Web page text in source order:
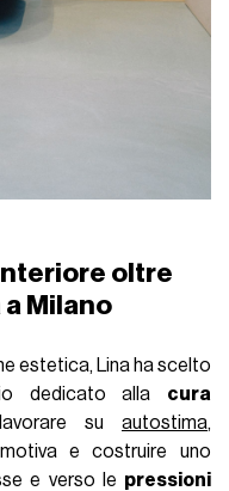
oltre
a Milano
estetica, Lina ha scelto
dedicato alla cura
su autostima,
e costruire uno
e verso le pressioni